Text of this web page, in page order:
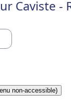
Caviste -
non-accessible)